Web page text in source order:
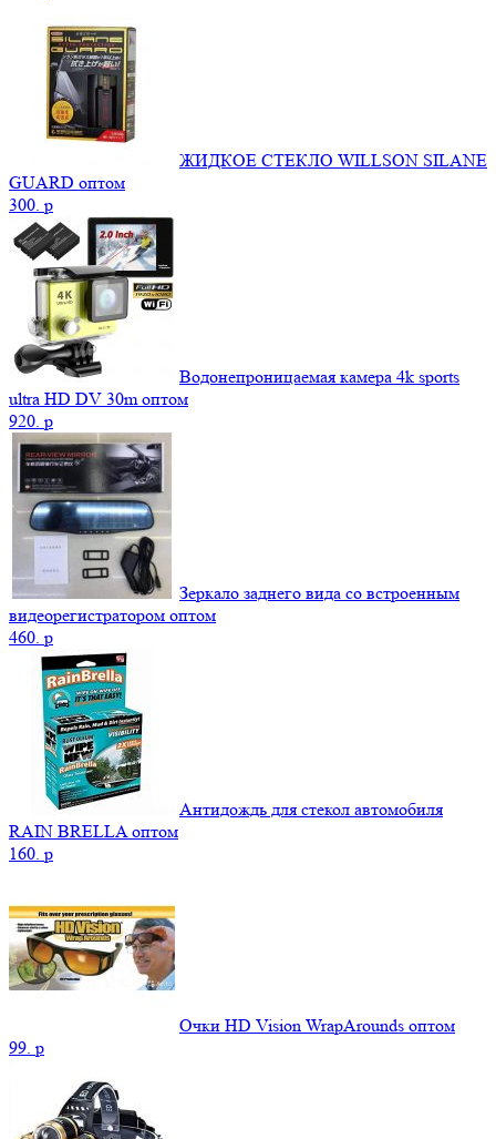
ЖИДКОЕ СТЕКЛО WILLSON SILANE
GUARD оптом
300. p
Водонепроницаемая камера 4k sports
ultra HD DV 30m оптом
920. p
Зеркало заднего вида со встроенным
видеорегистратором оптом
460. p
Антидождь для стекол автомобиля
RAIN BRELLA оптом
160. p
Очки HD Vision WrapArounds оптом
99. p